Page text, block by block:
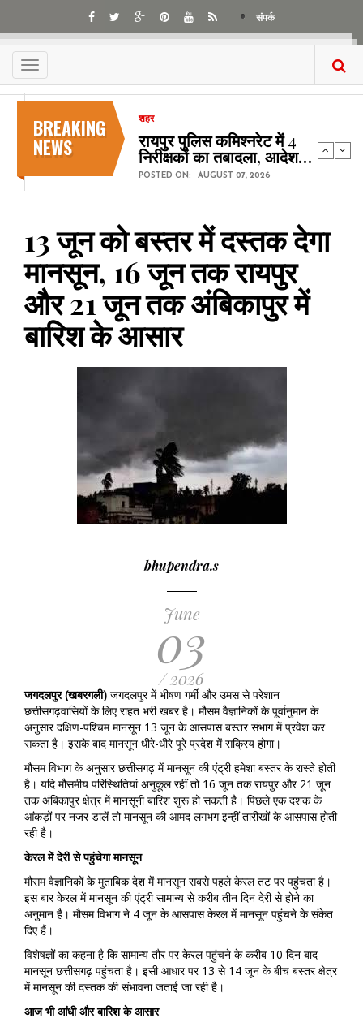
main
content
संपर्क
Toggle
navigation
BREAKING
NEWS
शहर
रायपुर पुलिस कमिश्नरेट में 4
निरीक्षकों का तबादला, आदेश…
POSTED ON: AUGUST 07, 2026
13 जून को बस्तर में दस्तक देगा
मानसून, 16 जून तक रायपुर
और 21 जून तक अंबिकापुर में
बारिश के आसार
bhupendra.s
June
03
/ 2026
जगदलपुर (खबरगली) जगदलपुर में भीषण गर्मी और उमस से परेशान
छत्तीसगढ़वासियों के लिए राहत भरी खबर है। मौसम वैज्ञानिकों के पूर्वानुमान के
अनुसार दक्षिण-पश्चिम मानसून 13 जून के आसपास बस्तर संभाग में प्रवेश कर
सकता है। इसके बाद मानसून धीरे-धीरे पूरे प्रदेश में सक्रिय होगा।
मौसम विभाग के अनुसार छत्तीसगढ़ में मानसून की एंट्री हमेशा बस्तर के रास्ते होती
है। यदि मौसमीय परिस्थितियां अनुकूल रहीं तो 16 जून तक रायपुर और 21 जून
तक अंबिकापुर क्षेत्र में मानसूनी बारिश शुरू हो सकती है। पिछले एक दशक के
आंकड़ों पर नजर डालें तो मानसून की आमद लगभग इन्हीं तारीखों के आसपास होती
रही है।
केरल में देरी से पहुंचेगा मानसून
मौसम वैज्ञानिकों के मुताबिक देश में मानसून सबसे पहले केरल तट पर पहुंचता है।
इस बार केरल में मानसून की एंट्री सामान्य से करीब तीन दिन देरी से होने का
अनुमान है। मौसम विभाग ने 4 जून के आसपास केरल में मानसून पहुंचने के संकेत
दिए हैं।
विशेषज्ञों का कहना है कि सामान्य तौर पर केरल पहुंचने के करीब 10 दिन बाद
मानसून छत्तीसगढ़ पहुंचता है। इसी आधार पर 13 से 14 जून के बीच बस्तर क्षेत्र
में मानसून की दस्तक की संभावना जताई जा रही है।
आज भी आंधी और बारिश के आसार